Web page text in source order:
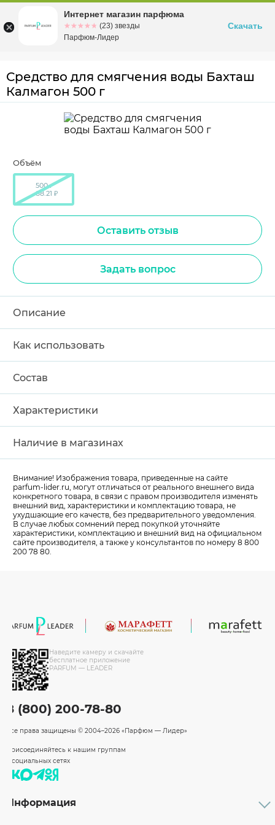
Омскул. Заозерная, 11, к. 1
Средство для смягчения воды Бахташ
Калмагон 500 г
Объём
500 г
88.21 ₽
Оставить отзыв
Задать вопрос
Описание
Как использовать
Состав
Характеристики
Наличие в магазинах
Внимание! Изображения товара, приведенные на сайте
parfum-lider.ru, могут отличаться от реального внешнего вида
конкретного товара, в связи с правом производителя изменять
внешний вид, характеристики и комплектацию товара, не
ухудшающие его качеств, без предварительного уведомления.
В случае любых сомнений перед покупкой уточняйте
характеристики, комплектацию и внешний вид на официальном
сайте производителя, а также у консультантов по номеру 8 800
200 78 80.
Наведите камеру и скачайте
бесплатное приложение
PARFUM — LEADER
8 (800) 200-78-80
Все права защищены © 2004–2026 «Парфюм — Лидер»
Присоединяйтесь к нашим группам
в социальных сетях
Информация
Интернет магазин парфюма
☆☆☆☆☆
★★★★★ (23) звезды
Парфюм-Лидер
Скачать